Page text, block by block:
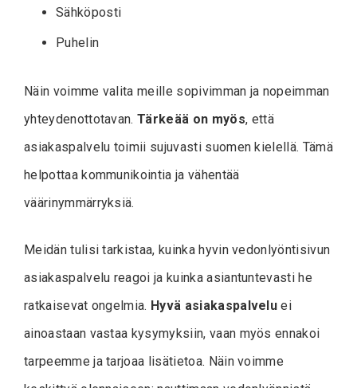
Sähköposti
Puhelin
Näin voimme valita meille sopivimman ja nopeimman
yhteydenottotavan.Tärkeää on myös, että
asiakaspalvelu toimii sujuvasti suomen kielellä. Tämä
helpottaa kommunikointia ja vähentää
väärinymmärryksiä.
Meidän tulisi tarkistaa, kuinka hyvin vedonlyöntisivun
asiakaspalvelu reagoi ja kuinka asiantuntevasti he
ratkaisevat ongelmia. Hyvä asiakaspalvelu ei
ainoastaan vastaa kysymyksiin, vaan myös ennakoi
tarpeemme ja tarjoaa lisätietoa. Näin voimme